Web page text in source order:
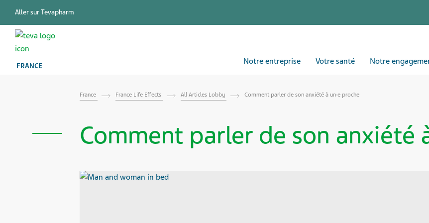
Aller sur Tevapharm
Notre entreprise Votre santé Notre
FRANCE
France France Life Effects All Articles Lobby Comment parler de son anxiété à un·e proche
Comment parler de son anxiété